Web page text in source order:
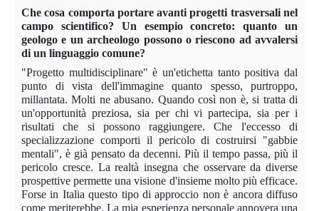
Che cosa comporta portare avanti progetti trasversali nel
campo scientifico? Un esempio concreto: quanto un
geologo e un archeologo possono o riescono ad avvalersi
di un linguaggio comune?
"Progetto multidisciplinare" è un'etichetta tanto positiva dal
punto di vista dell'immagine quanto spesso, purtroppo,
millantata. Molti ne abusano. Quando così non è, si tratta di
un'opportunità preziosa, sia per chi vi partecipa, sia per i
risultati che si possono raggiungere. Che l'eccesso di
specializzazione comporti il pericolo di costruirsi "gabbie
mentali", è già pensato da decenni. Più il tempo passa, più il
pericolo cresce. La realtà insegna che osservare da diverse
prospettive permette una visione d'insieme molto più efficace.
Forse in Italia questo tipo di approccio non è ancora diffuso
come meriterebbe. La mia esperienza personale annovera una